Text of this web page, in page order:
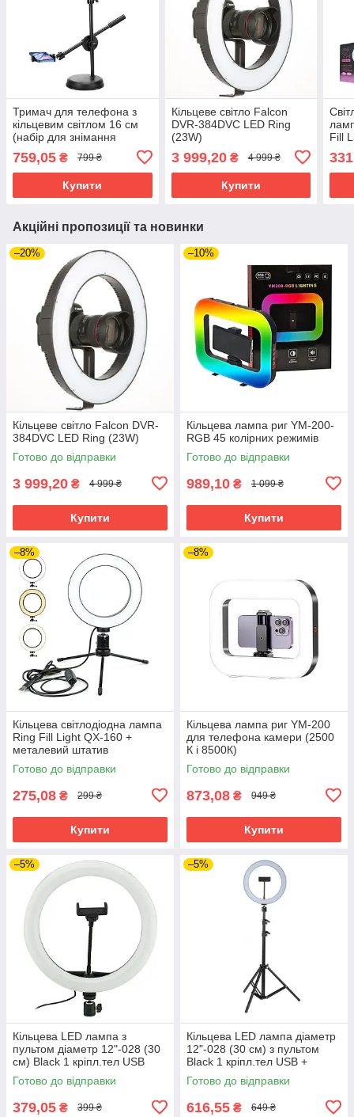
Тримач для телефона з
кільцевим світлом 16 см
(набір для знімання
759,05 ₴ 799 ₴
Купити
Кільцеве світло Falcon
DVR-384DVC LED Ring
(23W)
3 999,20₴ 4 999 ₴
Купити
Fill
Акційні пропозиції та новинки
–20%
Кільцеве світло Falcon DVR-
384DVC LED Ring (23W)
Готово до відправки
3 999,20 ₴ 4 999 ₴
Купити
–10%
Кільцева лампа риг YM-200-
RGB 45 колірних режимів
Готово до відправки
989,10 ₴ 1 099 ₴
Купити
–8%
Кільцева світлодіодна лампа
Ring Fill Light QX-160 +
металевий штатив
Готово до відправки
275,08 ₴ 299 ₴
Купити
–8%
Кільцева лампа риг YM-200
для телефона камери (2500
К і 8500К)
Готово до відправки
873,08 ₴ 949 ₴
Купити
–5%
Кільцева LED лампа з
пультом діаметр 12"-028 (30
см) Black 1 кріпл.тел USB
(Без штативу)
Готово до відправки
379,05 ₴ 399 ₴
–5%
Кільцева LED лампа діаметр
12"-028 (30 см) з пультом
Black 1 кріпл.тел USB +
Стійка
Готово до відправки
616,55 ₴ 649 ₴